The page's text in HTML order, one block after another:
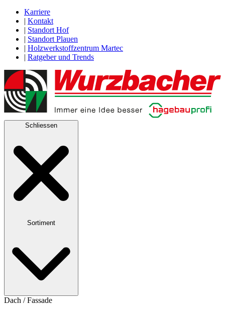
Karriere
| Kontakt
| Standort Hof
| Standort Plauen
| Holzwerkstoffzentrum Martec
| Ratgeber und Trends
Schliessen
Sortiment
Dach / Fassade